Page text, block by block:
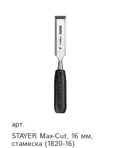
арт.
STAYER Max-Cut, 16 мм,
стамеска (1820-16)